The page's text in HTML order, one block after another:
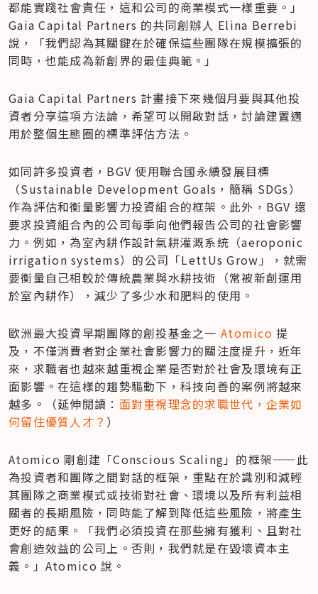
都能實踐社會責任，這和公司的商業模式一樣重要。」
Gaia Capital Partners 的共同創辦人 Elina Berrebi
說，「我們認為其關鍵在於確保這些團隊在規模擴張的
同時，也能成為新創界的最佳典範。」
Gaia Capital Partners 計畫接下來幾個月要與其他投
資者分享這項方法論，希望可以開啟對話，討論建置適
用於整個生態圈的標準評估方法。
如同許多投資者，BGV 使用聯合國永續發展目標
（Sustainable Development Goals，簡稱 SDGs）
作為評估和衡量影響力投資組合的框架。此外，BGV 還
要求投資組合內的公司每季向他們報告公司的社會影響
力。例如，為室內耕作設計氣耕灌溉系統（aeroponic
irrigation systems）的公司「LettUs Grow」，就需
要衡量自己相較於傳統農業與水耕技術（常被新創運用
於室內耕作），減少了多少水和肥料的使用。
歐洲最大投資早期團隊的創投基金之一 Atomico 提
及，不僅消費者對企業社會影響力的關注度提升，近年
來，求職者也越來越重視企業是否對於社會及環境有正
面影響。在這樣的趨勢驅動下，科技向善的案例將越來
越多。（延伸閱讀： 面對重視理念的求職世代，企業如
何留住優質人才？ ）
Atomico 剛創建「Conscious Scaling」的框架——此
為投資者和團隊之間對話的框架，重點在於識別和減輕
其團隊之商業模式或技術對社會、環境以及所有利益相
關者的長期風險，同時能了解到降低這些風險，將產生
更好的結果。「我們必須投資在那些擁有獲利、且對社
會創造效益的公司上。否則，我們就是在毀壞資本主
義。」Atomico 說。